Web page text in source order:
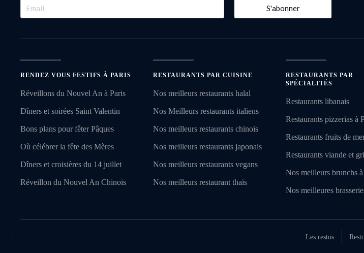
S'abonner
RENDEZ VOUS FESTIFS À PARIS
Réveillons du Nouvel An à Paris
Dîners et soirées Saint Valentin
Bons plans pour fêter Pâques
Où célébrer la fête des Mères
Dîners et croisières du 14 juillet
Réveillon du Nouvel An Chinois
RESTAURANTS PAR CUISINE
Nos meilleurs restaurants halal
Nos Meilleurs restaurants italiens
Nos meilleurs restaurants chinois
Nos meilleurs restaurants japonais
Nos meilleurs restaurants vegans
Nos meilleurs restaurant thaïs
RESTAURANTS PAR
SPÉCIALITÉS
Restaurants libanais
Restaurants pizzerias à
Restaurants fruits de
Restaurants viande et
Nos meilleurs brunchs à
Nos meilleures
Les restos